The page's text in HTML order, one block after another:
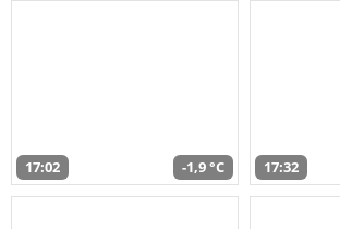
17:02 -1,9 °C 17:32